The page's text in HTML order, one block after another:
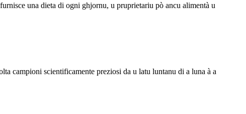
una dieta di ogni ghjornu, u pruprietariu pò ancu alimentà u
campioni scientificamente preziosi da u latu luntanu di a luna à a